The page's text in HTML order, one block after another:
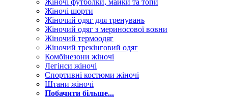
Жіночі футболки, майки та топи
Жіночі шорти
Жіночий одяг для тренувань
Жіночий одяг з мериносової вовни
Жіночий термоодяг
Жіночий трекінговий одяг
Комбінезони жіночі
Легінси жіночі
Спортивні костюми жіночі
Штани жіночі
Побачити більше...